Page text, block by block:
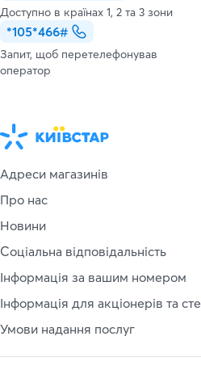
Доступно в країнах 1, 2 та 3 зони
*105*466#
Запит, щоб перетелефонував
оператор
Адреси магазинів
Про нас
Новини
Соціальна відповідальність
Інформація за вашим номером
Інформація для акціонерів та
Умови надання послуг